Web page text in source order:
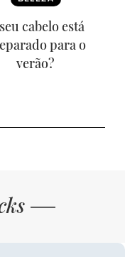
cabelo está
para o
verão?